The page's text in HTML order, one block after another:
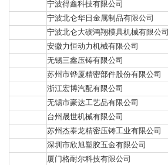
宁波得鑫科技有限公司
宁波北仑华日金属制品有限公司
宁波北仑大碶鸿翔模具机械有限公司
安徽力恒动力机械有限公司
无锡三鑫压铸有限公司
苏州市铧厦精密部件股份有限公司
浙江宏博汽配有限公司
无锡市豪达工艺品有限公司
台州晟世机械有限公司
苏州杰泰龙精密压铸工业有限公司
深圳市欣旭塑胶五金有限公司
厦门格耐尔科技有限公司